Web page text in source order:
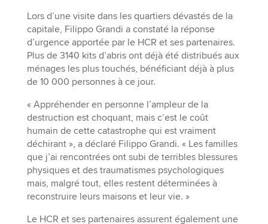
Lors d’une visite dans les quartiers dévastés de la
capitale, Filippo Grandi a constaté la réponse
d’urgence apportée par le HCR et ses partenaires.
Plus de 3140 kits d’abris ont déjà été distribués aux
ménages les plus touchés, bénéficiant déjà à plus
de 10 000 personnes à ce jour.
« Appréhender en personne l’ampleur de la
destruction est choquant, mais c’est le coût
humain de cette catastrophe qui est vraiment
déchirant », a déclaré Filippo Grandi. « Les familles
que j’ai rencontrées ont subi de terribles blessures
physiques et des traumatismes psychologiques
mais, malgré tout, elles restent déterminées à
reconstruire leurs maisons et leur vie. »
Le HCR et ses partenaires assurent également une